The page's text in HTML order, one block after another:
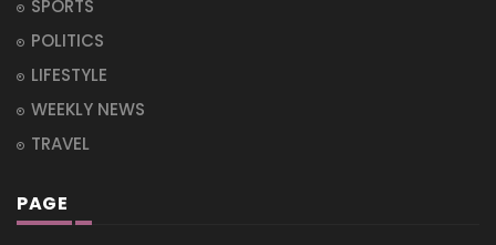
SPORTS
POLITICS
LIFESTYLE
WEEKLY NEWS
TRAVEL
PAGE